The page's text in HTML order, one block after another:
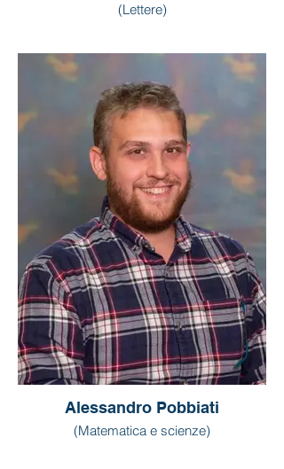
(Lettere)
Alessandro Pobbiati
(Matematica e scienze)